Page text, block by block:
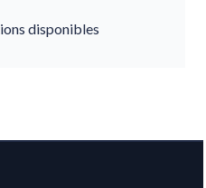
disponibles